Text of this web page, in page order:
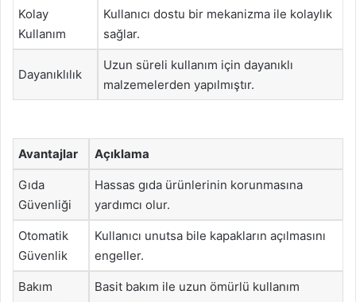
Kolay
Kullanım
Kullanıcı dostu bir mekanizma ile kolaylık
sağlar.
Dayanıklılık
Uzun süreli kullanım için dayanıklı
malzemelerden yapılmıştır.
Avantajlar Açıklama
Gıda
Güvenliği
Hassas gıda ürünlerinin korunmasına
yardımcı olur.
Otomatik
Güvenlik
Kullanıcı unutsa bile kapakların açılmasını
engeller.
Bakım
Basit bakım ile uzun ömürlü kullanım